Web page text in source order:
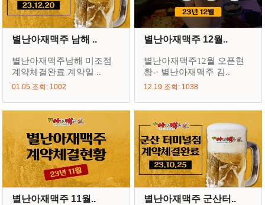
별난아재맥주 남해 ..
별난아재맥주남해 미조점
계약체결완료 계약일 ..
01.05 조회: 1002
별난아재맥주 12월..
별난아재맥주12월 오픈현
황-· 별난아재맥주 김..
12.19 조회: 1038
별난아재맥주 11월.. 별난아재맥주 군산터..